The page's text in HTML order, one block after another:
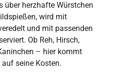
über herzhafte Würstchen
wird mit
und mit passenden
Ob Reh, Hirsch,
– hier kommt
seine Kosten.